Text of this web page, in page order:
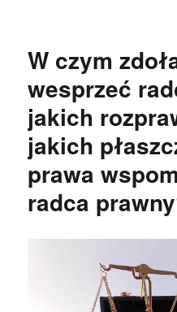
W czym
wesprzeć
jakich
jakich
prawa
radca